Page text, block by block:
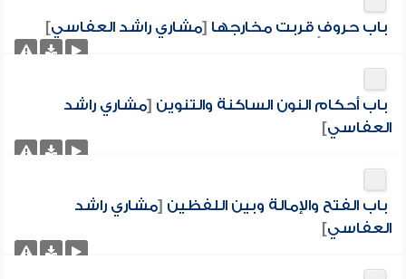
باب حروفٍ قربت مخارجها [مشاري راشد العفاسي]
باب أحكام النون الساكنة والتنوين [مشاري راشد
العفاسي]
باب الفتح والإمالة وبين اللفظين [مشاري راشد
العفاسي]